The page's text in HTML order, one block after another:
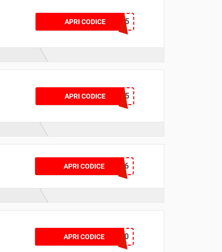
APRI CODICEKOEN5
APRI CODICEPORT5
APRI CODICE CD6
APRI CODICE
ADMITCITY10